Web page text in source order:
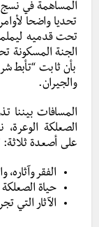
المساهمة في
تحديا واضحا
تحت قدميه
الجنة المسكونة
بأن ثابت “تأبط
والجيران.
المسافات
الصعلكة
على أصعدة ثلاثة:
الفقر
حياة الصعلكة
الآثار التي